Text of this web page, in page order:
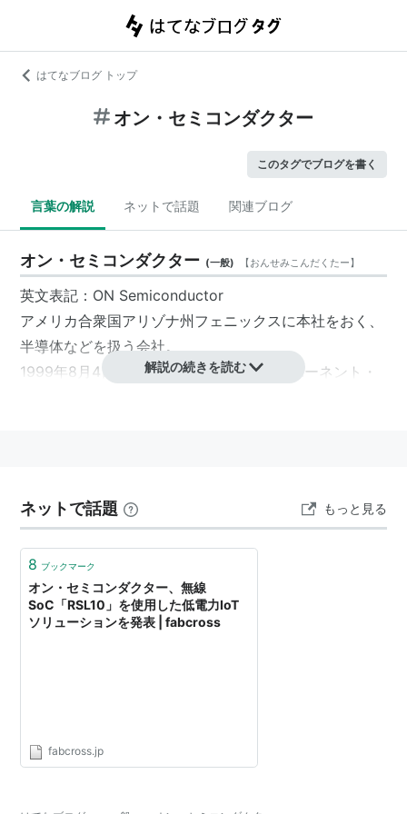
はてなブログ トップ
オン・セミコンダクター
このタグでブログを書く
言葉の解説 ネットで話題 関連ブログ
オン・セミコンダクター (一般) 【おんせみこんだくたー】
英文表記 ： ON Semiconductor
アメリカ合衆国アリゾナ州 フェニックスに本社をおく、
半導体などを扱う会社。
1999年8月4日、
モトローラの半導体コンポーネント・
解説の続きを読む
ネットで話題 もっと見る
8 ブックマーク
オン・セミコンダクター、無線
SoC「RSL10」を使用した低電力IoT
ソリューションを発表 | fabcross
fabcross.jp